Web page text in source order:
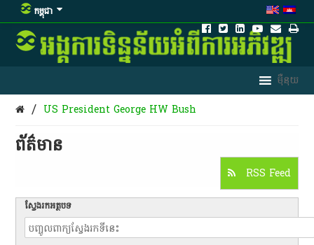
កម្ពុជា
/ US President George HW Bush
ព័ត៌មាន​
RSS Feed
ស្វែងរកអត្ថបទ